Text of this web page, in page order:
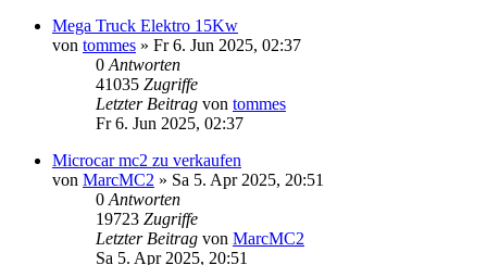
Mega Truck Elektro 15Kw
von tommes » Fr 6. Jun 2025, 02:37
0Antworten
41035 Zugriffe
Letzter Beitrag von tommes
Fr 6. Jun 2025, 02:37
Microcar mc2 zu verkaufen
von MarcMC2 » Sa 5. Apr 2025, 20:51
0Antworten
19723 Zugriffe
Letzter Beitrag von MarcMC2
Sa 5. Apr 2025, 20:51